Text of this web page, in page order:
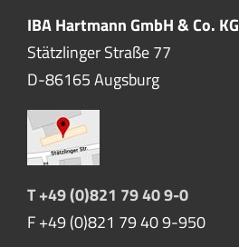
IBA Hartmann GmbH & Co. KG
Stätzlinger Straße 77
D-86165 Augsburg
T +49 (0)821 79 40 9-0
F +49 (0)821 79 40 9-950